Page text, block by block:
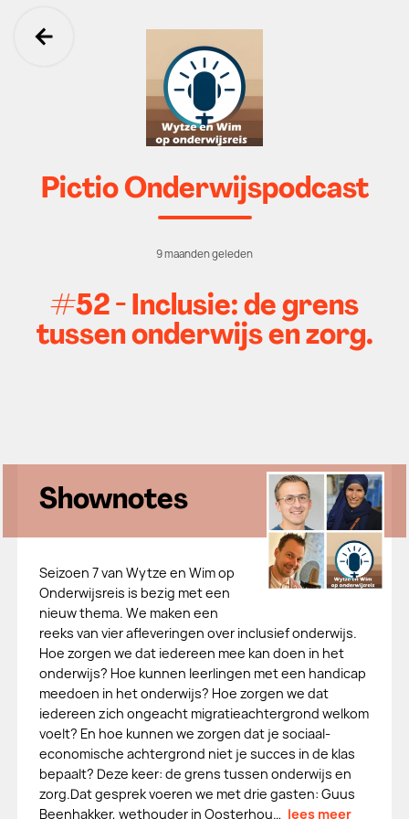
Ga terug
Pictio Onderwijspodcast
9 maanden geleden
#52 - Inclusie: de grens
tussen onderwijs en zorg.
Shownotes
Seizoen 7 van Wytze en Wim op
Onderwijsreis is bezig met een
nieuw thema. We maken een
reeks van vier afleveringen over inclusief onderwijs.
Hoe zorgen we dat iedereen mee kan doen in het
onderwijs? Hoe kunnen leerlingen met een handicap
meedoen in het onderwijs? Hoe zorgen we dat
iedereen zich ongeacht migratieachtergrond welkom
voelt? En hoe kunnen we zorgen dat je sociaal-
economische achtergrond niet je succes in de klas
bepaalt? Deze keer: de grens tussen onderwijs en
zorg.Dat gesprek voeren we met drie gasten: Guus
Beenhakker, wethouder in Oosterhou… lees meer